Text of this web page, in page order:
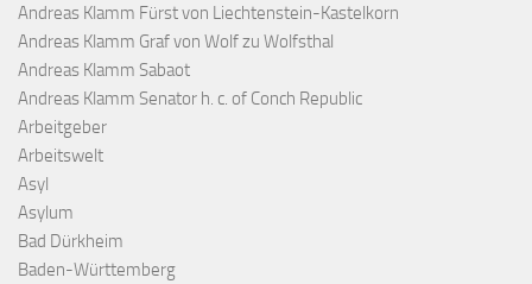
Andreas Klamm Fürst von Liechtenstein-Kastelkorn
Andreas Klamm Graf von Wolf zu Wolfsthal
Andreas Klamm Sabaot
Andreas Klamm Senator h. c. of Conch Republic
Arbeitgeber
Arbeitswelt
Asyl
Asylum
Bad Dürkheim
Baden-Württemberg